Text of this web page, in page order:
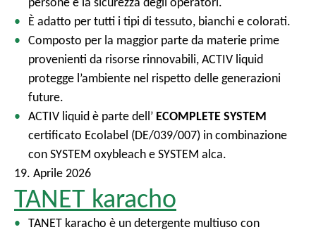
È adatto per tutti i tipi di tessuto, bianchi e colorati.
Composto per la maggior parte da materie prime
provenienti da risorse rinnovabili, ACTIV liquid
protegge l’ambiente nel rispetto delle generazioni
future.
ACTIV liquid è parte dell’ ECOMPLETE SYSTEM
certificato Ecolabel (DE/039/007) in combinazione
con SYSTEM oxybleach e SYSTEM alca.
19. Aprile 2026
TANET karacho
TANET karacho è un detergente multiuso con